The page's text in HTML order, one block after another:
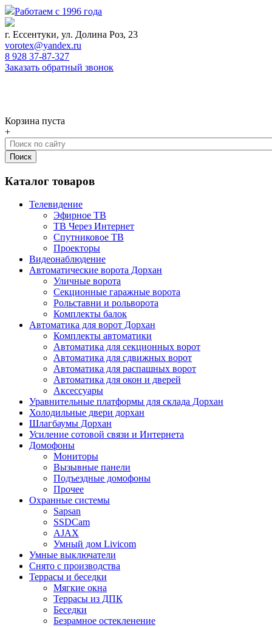
Работаем с 1996 года
г. Ессентуки, ул. Долина Роз, 23
vorotex@yandex.ru
8 928 37-87-327
Заказать обратный звонок
Корзина пуста
+
Каталог товаров
Телевидение
Эфирное ТВ
ТВ Через Интернет
Спутниковое ТВ
Проекторы
Видеонаблюдение
Автоматические ворота Дорхан
Уличные ворота
Секционные гаражные ворота
Рольставни и рольворота
Комплекты балок
Автоматика для ворот Дорхан
Комплекты автоматики
Автоматика для секционных ворот
Автоматика для сдвижных ворот
Автоматика для распашных ворот
Автоматика для окон и дверей
Аксессуары
Уравнительные платформы для склада Дорхан
Холодильные двери дорхан
Шлагбаумы Дорхан
Усиление сотовой связи и Интернета
Домофоны
Мониторы
Вызывные панели
Подъездные домофоны
Прочее
Охранные системы
Sapsan
SSDCam
AJAX
Умный дом Livicom
Умные выключатели
Снято с производства
Террасы и беседки
Мягкие окна
Террасы из ДПК
Беседки
Безрамное остекленение